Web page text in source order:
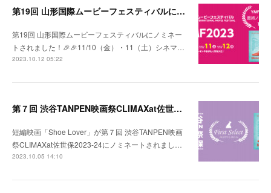
第19回 山形国際ムービーフェスティバルにノミネートされました！
第19回 山形国際ムービーフェスティバルにノミネー
トされました！🎉🎉11/10（金）・11（土）シネマ…
2023.10.12 05:22
第７回 渋谷TANPEN映画祭CLIMAXat佐世保2023-24にノミネートされました！
短編映画「Shoe Lover」が第７回 渋谷TANPEN映画
祭CLIMAXat佐世保2023-24にノミネートされまし…
2023.10.05 14:10